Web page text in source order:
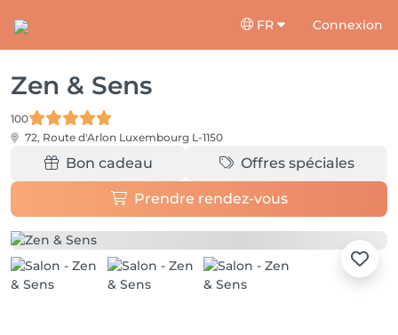
FR Connexion
Zen & Sens
100
72, Route d'Arlon Luxembourg L-1150
Bon cadeau Offres spéciales
Prendre rendez-vous